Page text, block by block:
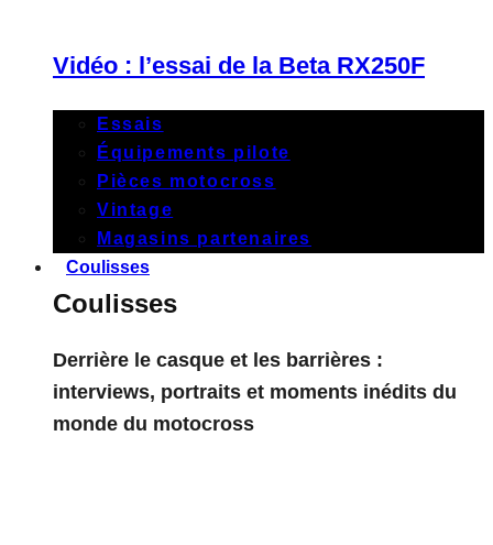
Vidéo : l’essai de la Beta RX250F
Essais
Équipements pilote
Pièces motocross
Vintage
Magasins partenaires
Coulisses
Coulisses
Derrière le casque et les barrières :
interviews, portraits et moments inédits du
monde du motocross